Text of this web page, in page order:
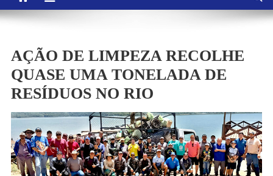
AÇÃO DE LIMPEZA RECOLHE
QUASE UMA TONELADA DE
RESÍDUOS NO RIO